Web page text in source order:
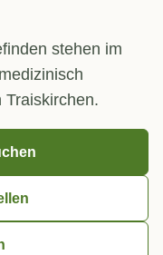
stehen im
Traiskirchen.